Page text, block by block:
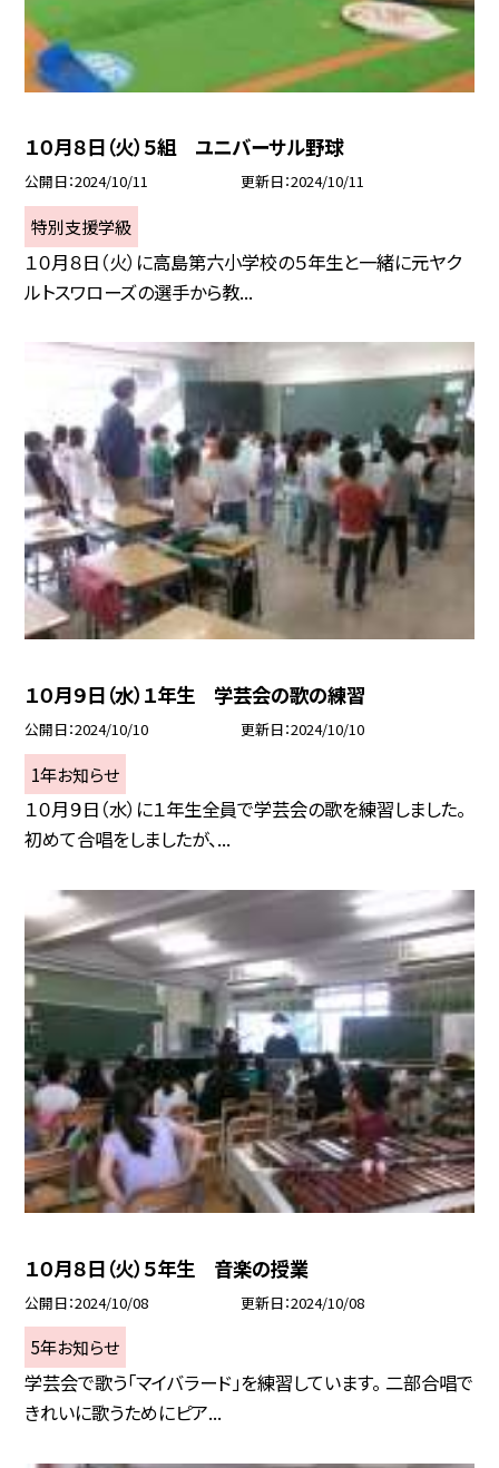
１０月８日（火）５組 ユニバーサル野球
公開日 2024/10/11 更新日 2024/10/11
特別支援学級
１０月８日（火）に高島第六小学校の５年生と一緒に元ヤク
ルトスワローズの選手から教...
１０月９日（水）１年生 学芸会の歌の練習
公開日 2024/10/10 更新日 2024/10/10
1年お知らせ
１０月９日（水）に１年生全員で学芸会の歌を練習しました。
初めて合唱をしましたが、...
１０月８日（火）５年生 音楽の授業
公開日 2024/10/08 更新日 2024/10/08
5年お知らせ
学芸会で歌う「マイバラード」を練習しています。 二部合唱で
きれいに歌うためにピア...